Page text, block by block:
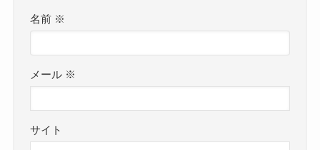
名前 ※
メール ※
サイト